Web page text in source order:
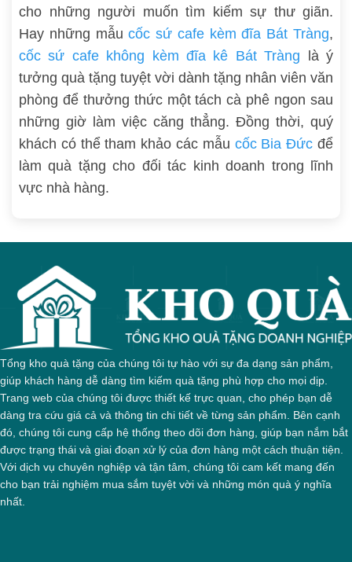
cho những người muốn tìm kiếm sự thư giãn.
Hay những mẫucốc sứ cafe kèm đĩa Bát Tràng,
cốc sứ cafe không kèm đĩa kê Bát Tràng là ý
tưởng quà tặng tuyệt vời dành tặng nhân viên văn
phòng để thưởng thức một tách cà phê ngon sau
những giờ làm việc căng thẳng. Đồng thời, quý
khách có thể tham khảo các mẫu cốc Bia Đức để
làm quà tặng cho đối tác kinh doanh trong lĩnh
vực nhà hàng.
Tổng kho quà tặng của chúng tôi tự hào với sự đa dạng sản phẩm,
giúp khách hàng dễ dàng tìm kiếm quà tặng phù hợp cho mọi dịp.
Trang web của chúng tôi được thiết kế trực quan, cho phép bạn dễ
dàng tra cứu giá cả và thông tin chi tiết về từng sản phẩm. Bên cạnh
đó, chúng tôi cung cấp hệ thống theo dõi đơn hàng, giúp bạn nắm bắt
được trạng thái và giai đoạn xử lý của đơn hàng một cách thuận tiện.
Với dịch vụ chuyên nghiệp và tận tâm, chúng tôi cam kết mang đến
cho bạn trải nghiệm mua sắm tuyệt vời và những món quà ý nghĩa
nhất.